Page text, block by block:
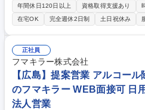
だき、段階的に業務の幅を広げながら
り、関係部門を巻き込んだ改善推進をお任せします。 ■
評価：新規に使用する農薬のリスク評
における安全性確認/残留農薬管理体制
ピンおよび自社農園におけるGAPに基
した改善活動の推進■品質リスク・重大
脱、硬質異物 等)対応：社内起因による
ポート/再発防止策の立案および横断的な展開 募集職種 ■【東京
（担当職）】実働7.5H/青果流通リーデ
年間休日120日以上 資格取得支援あり
在宅OK
完全週休2日制 土日祝休み
正社員
フマキラー株式会社
【広島】提案営業 アルコー
のフマキラー WEB面接可 日
法人営業